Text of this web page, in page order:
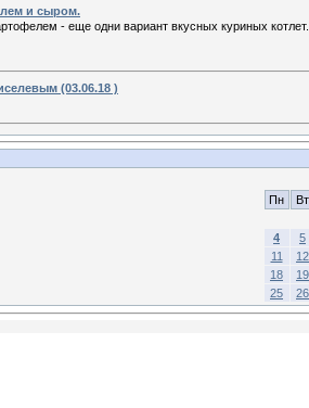
и сыром.
- еще одни вариант вкусных куриных
(03.06.18 )
Пн Вт
4
5
11
12
18
19
25
26